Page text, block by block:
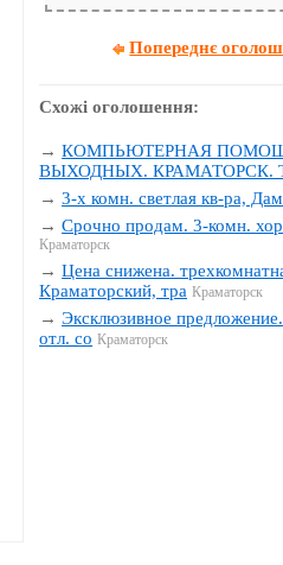
Попереднє
Схожі оголошення:
→КОМПЬЮТЕРНАЯ
ВЫХОДНЫХ. КРАМАТОРСК.
→3-х комн. светлая кв-ра,
→Срочно продам. 3-комн.
Краматорск
→Цена снижена.
Краматорский, тра Краматорск
→Эксклюзивное
отл. со Краматорск